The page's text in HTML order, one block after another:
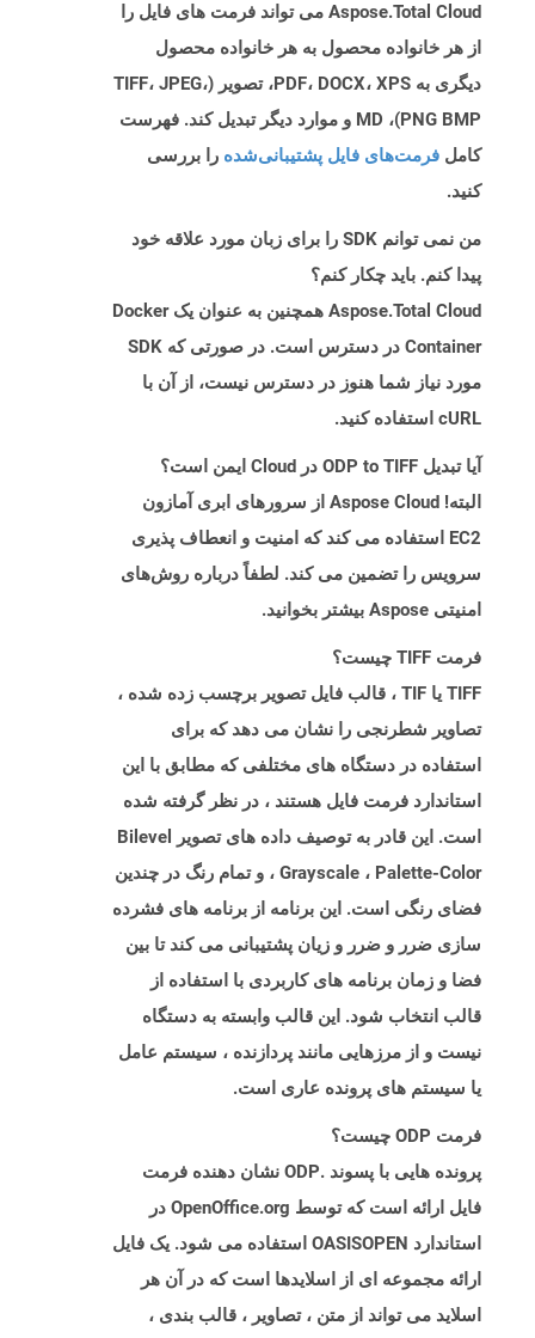
Aspose.Total Cloud می تواند فرمت های فایل را
از هر خانواده محصول به هر خانواده محصول
دیگری به PDF، DOCX، XPS، تصویر (TIFF، JPEG،
PNG BMP)، MD و موارد دیگر تبدیل کند. فهرست
کامل فرمت‌های فایل پشتیبانی‌شده را بررسی
کنید.
من نمی توانم SDK را برای زبان مورد علاقه خود
پیدا کنم. باید چکار کنم؟
Aspose.Total Cloud همچنین به عنوان یک Docker
Container در دسترس است. در صورتی که SDK
مورد نیاز شما هنوز در دسترس نیست، از آن با
cURL استفاده کنید.
آیا تبدیل ODP to TIFF در Cloud ایمن است؟
البته! Aspose Cloud از سرورهای ابری آمازون
EC2 استفاده می کند که امنیت و انعطاف پذیری
سرویس را تضمین می کند. لطفاً درباره روش‌های
امنیتی Aspose بیشتر بخوانید.
فرمت TIFF چیست؟
TIFF یا TIF ، قالب فایل تصویر برچسب زده شده ،
تصاویر شطرنجی را نشان می دهد که برای
استفاده در دستگاه های مختلفی که مطابق با این
استاندارد فرمت فایل هستند ، در نظر گرفته شده
است. این قادر به توصیف داده های تصویر Bilevel
، Grayscale ، Palette-Color و تمام رنگ در چندین
فضای رنگی است. این برنامه از برنامه های فشرده
سازی ضرر و ضرر و زیان پشتیبانی می کند تا بین
فضا و زمان برنامه های کاربردی با استفاده از
قالب انتخاب شود. این قالب وابسته به دستگاه
نیست و از مرزهایی مانند پردازنده ، سیستم عامل
یا سیستم های پرونده عاری است.
فرمت ODP چیست؟
پرونده هایی با پسوند .ODP نشان دهنده فرمت
فایل ارائه است که توسط OpenOffice.org در
استاندارد OASISOPEN استفاده می شود. یک فایل
ارائه مجموعه ای از اسلایدها است که در آن هر
اسلاید می تواند از متن ، تصاویر ، قالب بندی ،